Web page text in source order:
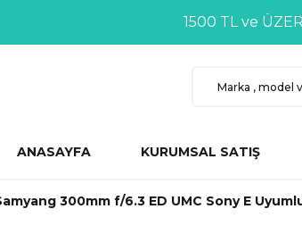
1500 TL ve
ANASAYFA KURUMSAL SATIŞ
300mm f/6.3 ED UMC Sony E